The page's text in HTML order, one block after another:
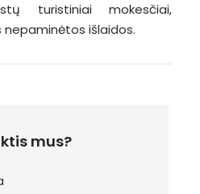
mus?
turistiniai mokesčiai,
nepaminėtos išlaidos.